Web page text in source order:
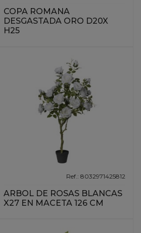
COPA ROMANA
DESGASTADA ORO D20X
H25
Ref.: 8032971425812
ARBOL DE ROSAS BLANCAS
X27 EN MACETA 126 CM